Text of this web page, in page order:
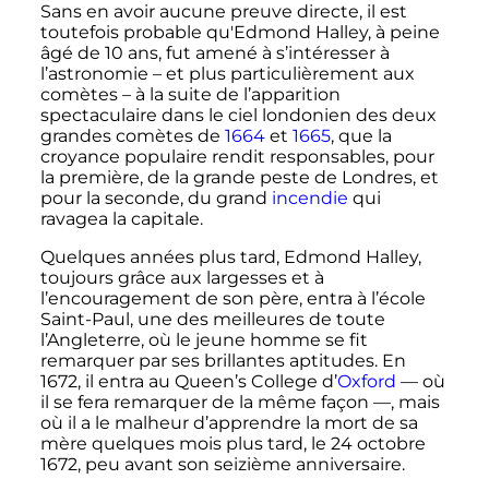
Sans en avoir aucune preuve directe, il est
toutefois probable qu'Edmond Halley, à peine
âgé de 10 ans, fut amené à s’intéresser à
l’astronomie – et plus particulièrement aux
comètes – à la suite de l’apparition
spectaculaire dans le ciel londonien des deux
grandes comètes de 1664et 1665, que la
croyance populaire rendit responsables, pour
la première, de la grande peste de Londres, et
pour la seconde, du grand incendie qui
ravagea la capitale.
Quelques années plus tard, Edmond Halley,
toujours grâce aux largesses et à
l’encouragement de son père, entra à l’école
Saint-Paul, une des meilleures de toute
l’Angleterre, où le jeune homme se fit
remarquer par ses brillantes aptitudes. En
1672, il entra au Queen’s College d’Oxford — où
il se fera remarquer de la même façon —, mais
où il a le malheur d’apprendre la mort de sa
mère quelques mois plus tard, le 24 octobre
1672, peu avant son seizième anniversaire.